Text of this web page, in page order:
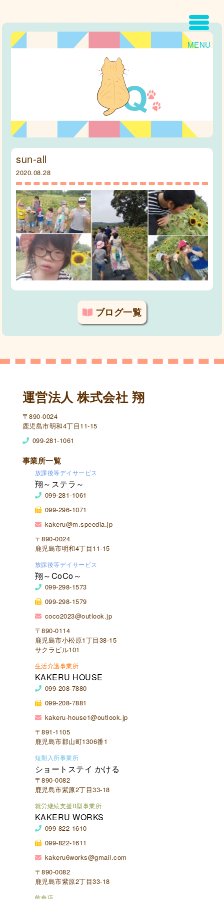
MENU
sun-all
2020.08.28
ブログ一覧
運営法人 株式会社 翔
〒890-0024
鹿児島市明和4丁目11-15
099-281-1061
事業所一覧
放課後等デイサービス
翔～ステラ～
099-281-1061
099-296-1071
kakeru@m.speedia.jp
〒890-0024
鹿児島市明和4丁目11-15
放課後等デイサービス
翔～CoCo～
099-298-1573
099-298-1579
coco2023@outlook.jp
〒890-0114
鹿児島市小松原1丁目38-15
サクラビル101
生活介護事業所
KAKERU HOUSE
099-208-7880
099-208-7881
kakeru-house1@outlook.jp
〒891-1105
鹿児島市郡山町1306番1
短期入所事業所
ショートステイ かける
〒890-0082
鹿児島市紫原2丁目33-18
就労継続支援B型事業所
KAKERU WORKS
099-822-1610
099-822-1611
kakeru6works@gmail.com
〒890-0082
鹿児島市紫原2丁目33-18
飲食店